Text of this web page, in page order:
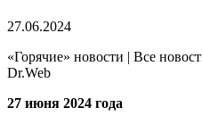
27.06.2024
«Горячие» новости | Все
Dr.Web
27 июня 2024 года